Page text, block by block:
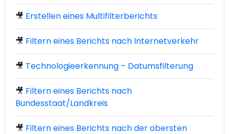
🎥 Erstellen eines Multifilterberichts
🎥 Filtern eines Berichts nach Internetverkehr
🎥 Technologieerkennung – Datumsfilterung
🎥 Filtern eines Berichts nach
Bundesstaat/Landkreis
🎥 Filtern eines Berichts nach der obersten